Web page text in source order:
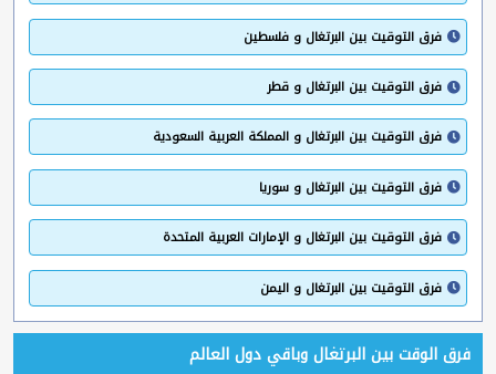
فرق التوقيت بين البرتغال و فلسطين
فرق التوقيت بين البرتغال و قطر
فرق التوقيت بين البرتغال و المملكة العربية السعودية
فرق التوقيت بين البرتغال و سوريا
فرق التوقيت بين البرتغال و الإمارات العربية المتحدة
فرق التوقيت بين البرتغال و اليمن
فرق الوقت بين البرتغال وباقي دول العالم